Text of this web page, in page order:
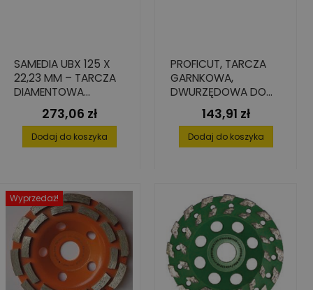
SAMEDIA UBX 125 X
22,23 MM – TARCZA
DIAMENTOWA
GARNKOWA DO
SZLIFOWANIA BETONU
Cena
273,06 zł
Dodaj do koszyka
PROFICUT, TARCZA
GARNKOWA,
DWURZĘDOWA DO
BETONU PREMIUM 180
MM X 22,2 MM
Cena
143,91 zł
Dodaj do koszyka
Wyprzedaż!